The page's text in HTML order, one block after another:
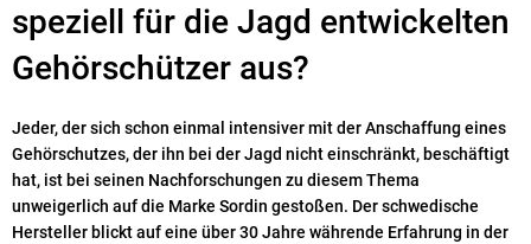
speziell für die Jagd entwickelten
Gehörschützer aus?
Jeder, der sich schon einmal intensiver mit der Anschaffung eines
Gehörschutzes, der ihn bei der Jagd nicht einschränkt, beschäftigt
hat, ist bei seinen Nachforschungen zu diesem Thema
unweigerlich auf die Marke Sordin gestoßen. Der schwedische
Hersteller blickt auf eine über 30 Jahre währende Erfahrung in der